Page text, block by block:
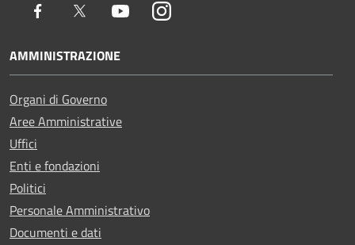
Facebook Twitter YoutubeInstagram
AMMINISTRAZIONE
Organi di Governo
Aree Amministrative
Uffici
Enti e fondazioni
Politici
Personale Amministrativo
Documenti e dati